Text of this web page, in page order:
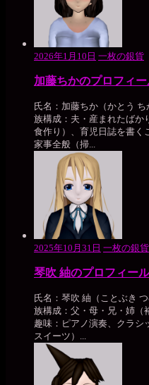
2026年1月10日 一枚の銀貨
加藤ちかのプロフィー
氏名：加藤ちか（かとう
族構成：夫・産まれたばか
食作り）、育児日誌を書く
家事全般（掃...
2025年10月31日 一枚の銀貨
琴吹 紬のプロフィール
氏名：琴吹 紬（ことぶき
族構成：父・母・兄・姉（
趣味：ピアノ演奏、クラシ
スイーツ）...